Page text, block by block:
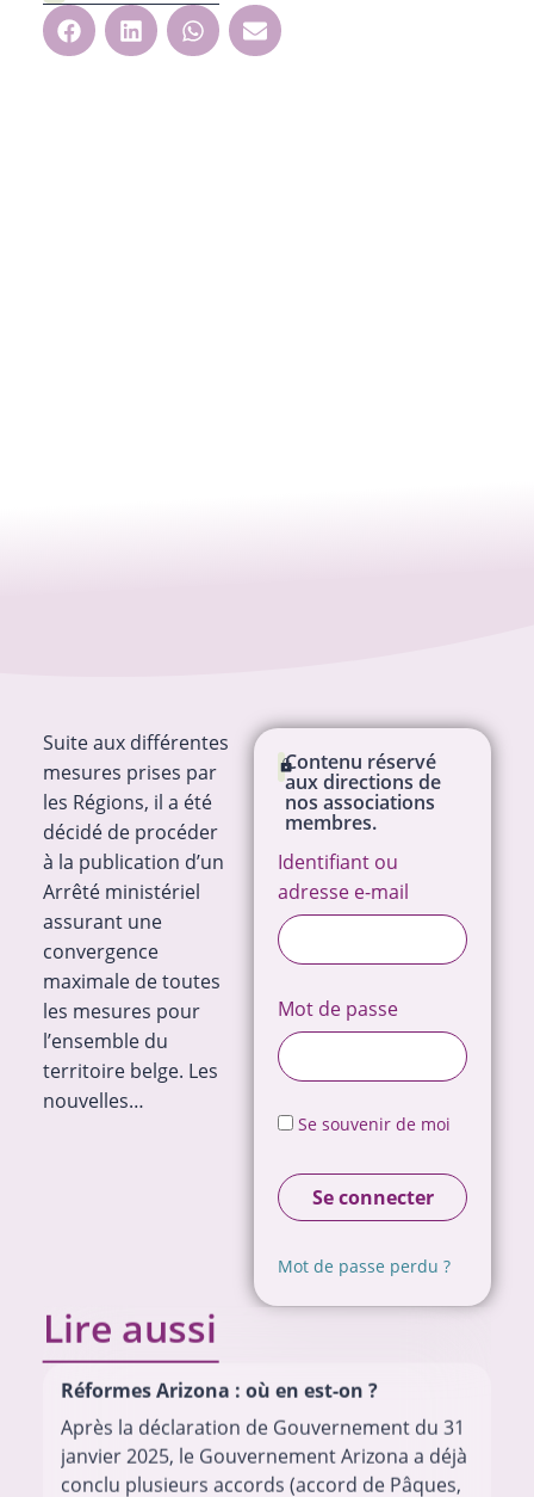
Suite aux différentes
mesures prises par
les Régions, il a été
décidé de procéder
à la publication d’un
Arrêté ministériel
assurant une
convergence
maximale de toutes
les mesures pour
l’ensemble du
territoire belge. Les
nouvelles…
Contenu réservé
aux directions de
nos associations
membres.
Identifiant ou
adresse e-mail
Mot de passe
Se souvenir de moi
Se connecter
Mot de passe perdu ?
Lire aussi
Réformes Arizona : où en est-on ?
Après la déclaration de Gouvernement du 31
janvier 2025, le Gouvernement Arizona a déjà
conclu plusieurs accords (accord de Pâques,